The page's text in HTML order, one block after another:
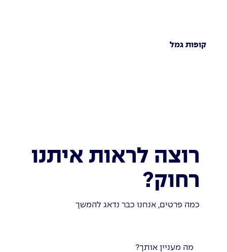
קופות גמל
רוצה לראות איתנו
רחוק?
כמה פרטים, אנחנו כבר נדאג להמשך
מה מעניין אותך?